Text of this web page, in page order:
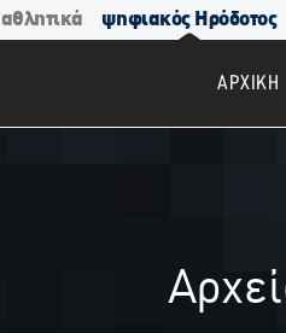
αθλητικά ψηφιακός Ηρόδοτος
ΑΡΧΙΚΉ